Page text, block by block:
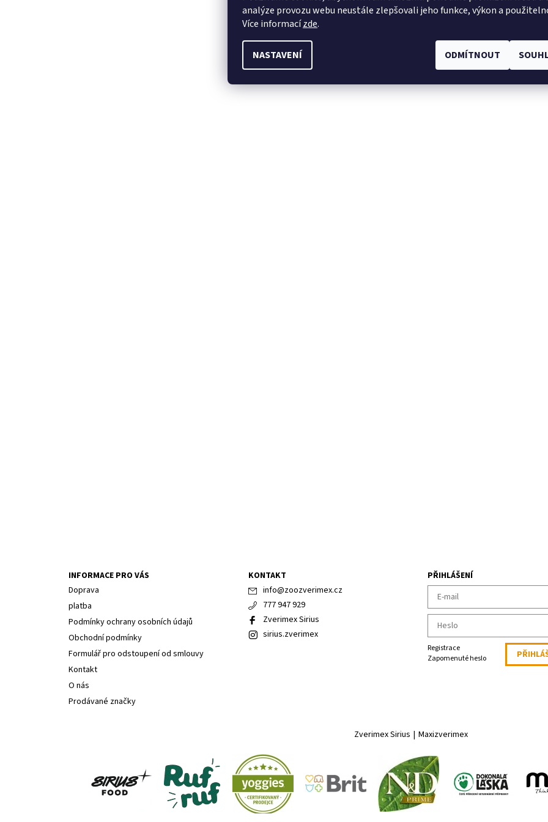
INFORMACE PRO VÁS
Doprava
platba
Podmínky ochrany osobních údajů
Obchodní podmínky
Formulář pro odstoupení od smlouvy
Kontakt
O nás
Prodávané značky
KONTAKT
info@zoozverimex.cz
777 947 929
Zverimex Sirius
sirius.zverimex
PŘIHLÁŠENÍ
Registrace
Zapomenuté heslo
Zverimex Sirius | Maxizverimex
analýze provozu webu neustále zlepšovali jeho funkce, výkon a
Více informacízde.
NASTAVENÍ ODMÍTNOUT